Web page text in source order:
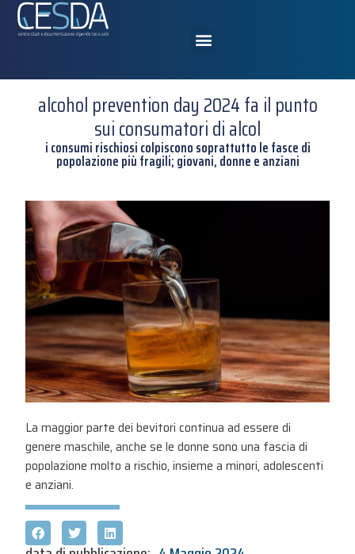
alcohol prevention day 2024 fa il punto
sui consumatori di alcol
i consumi rischiosi colpiscono soprattutto le fasce di
popolazione più fragili; giovani, donne e anziani
La maggior parte dei bevitori continua ad essere di
genere maschile, anche se le donne sono una fascia di
popolazione molto a rischio, insieme a minori, adolescenti
e anziani.